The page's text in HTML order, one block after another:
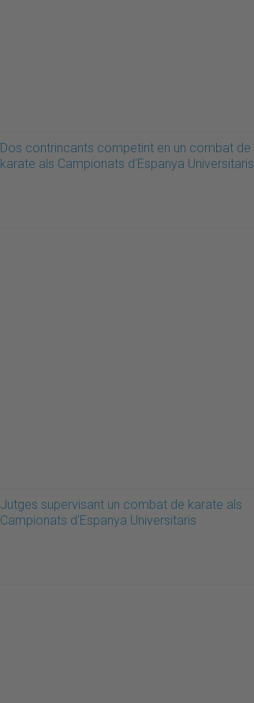
Dos contrincants competint en un combat de
karate als Campionats d'Espanya Universitaris
Jutges supervisant un combat de karate als
Campionats d'Espanya Universitaris